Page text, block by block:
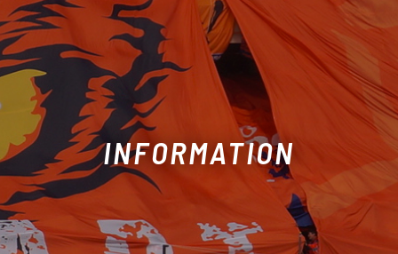
INFORMATION